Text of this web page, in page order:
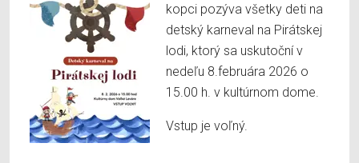
kopci pozýva všetky deti na
detský karneval na Pirátskej
lodi, ktorý sa uskutoční v
nedeľu 8.februára 2026 o
15.00 h. v kultúrnom dome.
Vstup je voľný.